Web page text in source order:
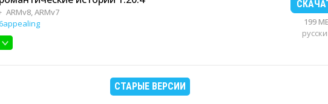
ARMv8, ARMv7
199
СТАРЫЕ ВЕРСИИ